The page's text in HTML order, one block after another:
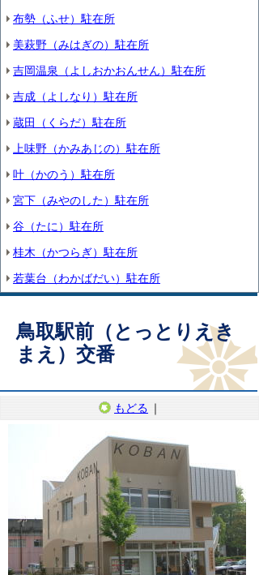
布勢（ふせ）駐在所
美萩野（みはぎの）駐在所
吉岡温泉（よしおかおんせん）駐在所
吉成（よしなり）駐在所
蔵田（くらだ）駐在所
上味野（かみあじの）駐在所
叶（かのう）駐在所
宮下（みやのした）駐在所
谷（たに）駐在所
桂木（かつらぎ）駐在所
若葉台（わかばだい）駐在所
鳥取駅前（とっとりえき
まえ）交番
もどる ｜